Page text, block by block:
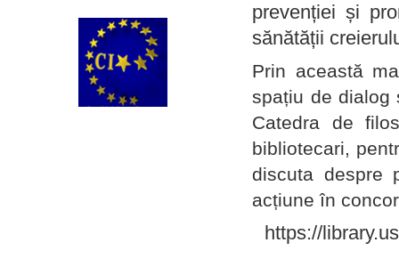
prevenției și
sănătății
Prin această
spațiu de dialog
Catedra de
bibliotecari,
discuta despre
acțiune în
https://